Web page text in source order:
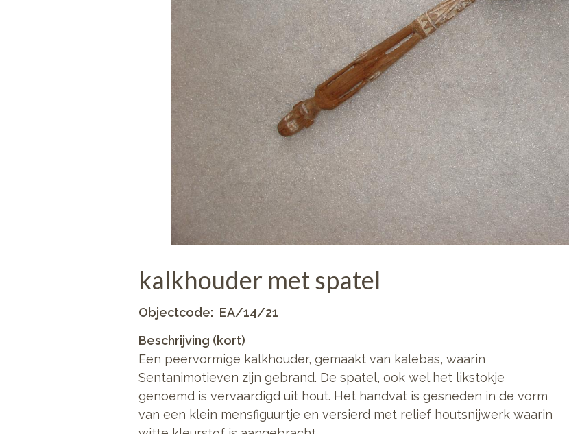
kalkhouder met spatel
Objectcode
EA/14/21
Beschrijving (kort)
Een peervormige kalkhouder, gemaakt van kalebas, waarin
Sentanimotieven zijn gebrand. De spatel, ook wel het likstokje
genoemd is vervaardigd uit hout. Het handvat is gesneden in de vorm
van een klein mensfiguurtje en versierd met relief houtsnijwerk waarin